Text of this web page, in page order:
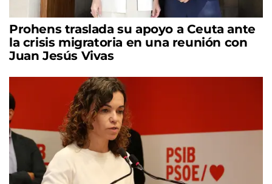
Prohens traslada su apoyo a Ceuta ante
la crisis migratoria en una reunión con
Juan Jesús Vivas